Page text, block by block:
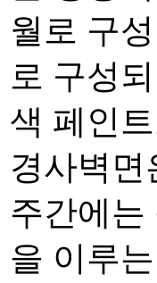
월로 구
로 구성
색 페인
경사벽
주간에는
을 이루